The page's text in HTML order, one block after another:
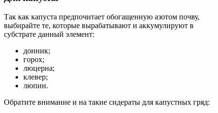
Так как капуста предпочитает обогащенную азотом почву,
выбирайте те, которые вырабатывают и аккумулируют в
субстрате данный элемент:
донник;
горох;
люцерна;
клевер;
люпин.
Обратите внимание и на такие сидераты для капустных гряд: